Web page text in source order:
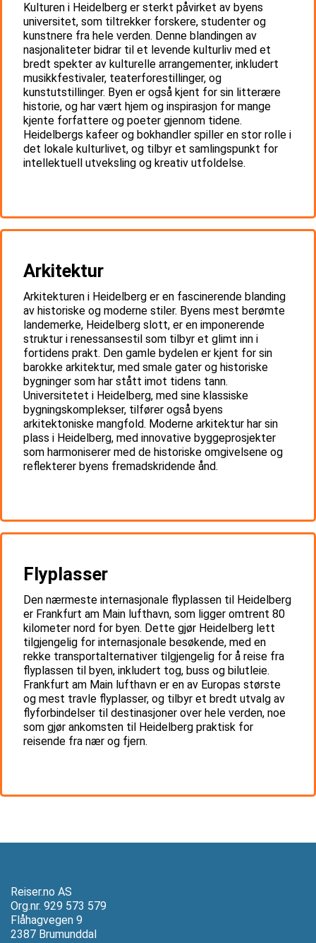
Kulturen i Heidelberg er sterkt påvirket av byens
universitet, som tiltrekker forskere, studenter og
kunstnere fra hele verden. Denne blandingen av
nasjonaliteter bidrar til et levende kulturliv med et
bredt spekter av kulturelle arrangementer, inkludert
musikkfestivaler, teaterforestillinger, og
kunstutstillinger. Byen er også kjent for sin litterære
historie, og har vært hjem og inspirasjon for mange
kjente forfattere og poeter gjennom tidene.
Heidelbergs kafeer og bokhandler spiller en stor rolle i
det lokale kulturlivet, og tilbyr et samlingspunkt for
intellektuell utveksling og kreativ utfoldelse.
Arkitektur
Arkitekturen i Heidelberg er en fascinerende blanding
av historiske og moderne stiler. Byens mest berømte
landemerke, Heidelberg slott, er en imponerende
struktur i renessansestil som tilbyr et glimt inn i
fortidens prakt. Den gamle bydelen er kjent for sin
barokke arkitektur, med smale gater og historiske
bygninger som har stått imot tidens tann.
Universitetet i Heidelberg, med sine klassiske
bygningskomplekser, tilfører også byens
arkitektoniske mangfold. Moderne arkitektur har sin
plass i Heidelberg, med innovative byggeprosjekter
som harmoniserer med de historiske omgivelsene og
reflekterer byens fremadskridende ånd.
Flyplasser
Den nærmeste internasjonale flyplassen til Heidelberg
er Frankfurt am Main lufthavn, som ligger omtrent 80
kilometer nord for byen. Dette gjør Heidelberg lett
tilgjengelig for internasjonale besøkende, med en
rekke transportalternativer tilgjengelig for å reise fra
flyplassen til byen, inkludert tog, buss og bilutleie.
Frankfurt am Main lufthavn er en av Europas største
og mest travle flyplasser, og tilbyr et bredt utvalg av
flyforbindelser til destinasjoner over hele verden, noe
som gjør ankomsten til Heidelberg praktisk for
reisende fra nær og fjern.
Reiser.no AS
Org.nr. 929 573 579
Flåhagvegen 9
2387 Brumunddal